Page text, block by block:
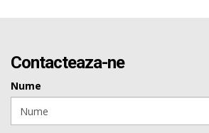
Contacteaza-ne
Nume